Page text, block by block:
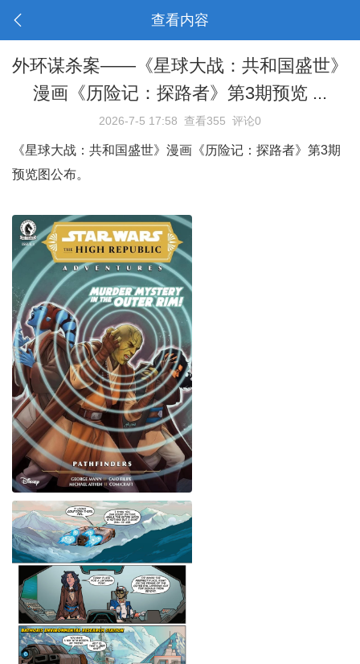
查看内容
外环谋杀案——《星球大战：共和国盛世》
漫画《历险记：探路者》第3期预览 ...
2026-7-5 17:58 查看355 评论0
《星球大战：共和国盛世》漫画《历险记：探路者》第3期
预览图公布。